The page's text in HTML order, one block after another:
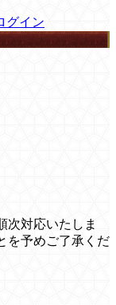
グイン
次対応いたしま
を予めご了承くだ